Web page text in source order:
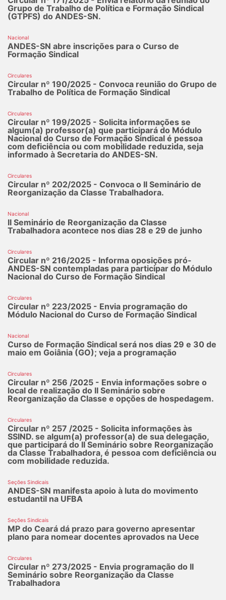
Grupo de Trabalho de Política e Formação Sindical
(GTPFS) do ANDES-SN.
Nacional
ANDES-SN abre inscrições para o Curso de
Formação Sindical
Circulares
Circular nº 190/2025 - Convoca reunião do Grupo de
Trabalho de Política de Formação Sindical
Circulares
Circular nº 199/2025 - Solicita informações se
algum(a) professor(a) que participará do Módulo
Nacional do Curso de Formação Sindical é pessoa
com deficiência ou com mobilidade reduzida, seja
informado à Secretaria do ANDES-SN.
Circulares
Circular nº 202/2025 - Convoca o II Seminário de
Reorganização da Classe Trabalhadora.
Nacional
II Seminário de Reorganização da Classe
Trabalhadora acontece nos dias 28 e 29 de junho
Circulares
Circular nº 216/2025 - Informa oposições pró-
ANDES-SN contempladas para participar do Módulo
Nacional do Curso de Formação Sindical
Circulares
Circular nº 223/2025 - Envia programação do
Módulo Nacional do Curso de Formação Sindical
Nacional
Curso de Formação Sindical será nos dias 29 e 30 de
maio em Goiânia (GO); veja a programação
Circulares
Circular nº 256 /2025 - Envia informações sobre o
local de realização do II Seminário sobre
Reorganização da Classe e opções de hospedagem.
Circulares
Circular nº 257 /2025 - Solicita informações às
SSIND. se algum(a) professor(a) de sua delegação,
que participará do II Seminário sobre Reorganização
da Classe Trabalhadora, é pessoa com deficiência ou
com mobilidade reduzida.
Seções Sindicais
ANDES-SN manifesta apoio à luta do movimento
estudantil na UFBA
Seções Sindicais
MP do Ceará dá prazo para governo apresentar
plano para nomear docentes aprovados na Uece
Circulares
Circular nº 273/2025 - Envia programação do II
Seminário sobre Reorganização da Classe
Trabalhadora